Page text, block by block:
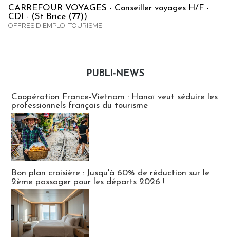
CARREFOUR VOYAGES - Conseiller voyages H/F -
CDI - (St Brice (77))
OFFRES D'EMPLOI TOURISME
PUBLI-NEWS
Coopération France-Vietnam : Hanoï veut séduire les
professionnels français du tourisme
Bon plan croisière : Jusqu'à 60% de réduction sur le
2ème passager pour les départs 2026 !